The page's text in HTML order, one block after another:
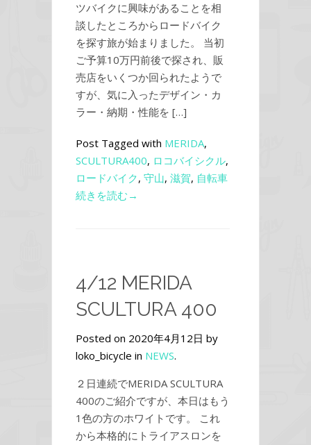
ツバイクに興味があることを相
談したところからロードバイク
を探す旅が始まりました。 当初
ご予算10万円前後で探され、販
売店をいくつか回られたようで
すが、気に入ったデザイン・カ
ラー・納期・性能を […]
Post Tagged with MERIDA,
SCULTURA400, ロコバイシクル,
ロードバイク, 守山, 滋賀, 自転車
続きを読む→
4/12 MERIDA
SCULTURA 400
Posted on 2020年4月12日 by
loko_bicycle in NEWS.
２日連続でMERIDA SCULTURA
400のご紹介ですが、本日はもう
1色の方のホワイトです。 これ
から本格的にトライアスロンを